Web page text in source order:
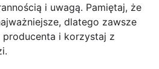
i uwagą. Pamiętaj, że
dlatego zawsze
i korzystaj z